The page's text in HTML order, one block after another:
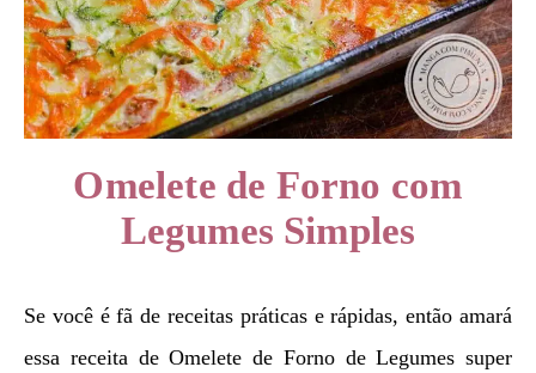
Omelete de Forno com
Legumes Simples
Se você é fã de receitas práticas e rápidas, então amará
essa receita de Omelete de Forno de Legumes super